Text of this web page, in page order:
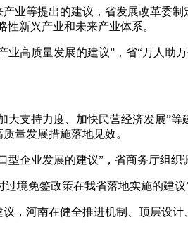
等提出的建议，省发展改革委制
性新兴产业和未来产业体系。
质量发展的建议”，省“万人助
支持力度、加快民营经济发展”等
量发展措施落地见效。
业发展的建议”，省商务厅组织
免签政策在我省落地实施的建议
河南在健全推进机制、顶层设计